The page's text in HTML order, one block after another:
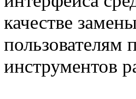
качестве
пользователям
инструментов